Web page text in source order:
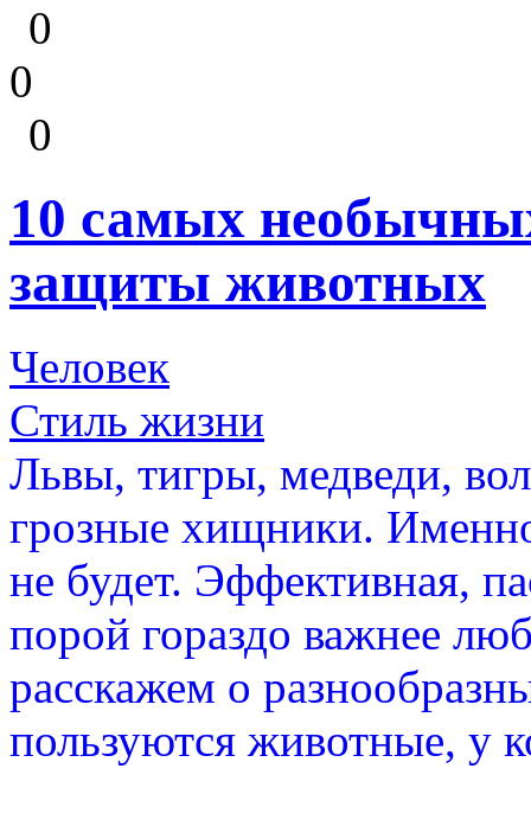
0
0
0
10 самых
защиты животных
Человек
Стиль жизни
Львы, тигры, медведи,
грозные хищники.
не будет. Эффективная,
порой гораздо важнее
расскажем о
пользуются животные, у